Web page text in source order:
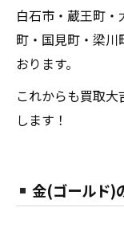
白石市・蔵王町
町・国見町・梁
おります。
これからも買取
します！
金(ゴールド)